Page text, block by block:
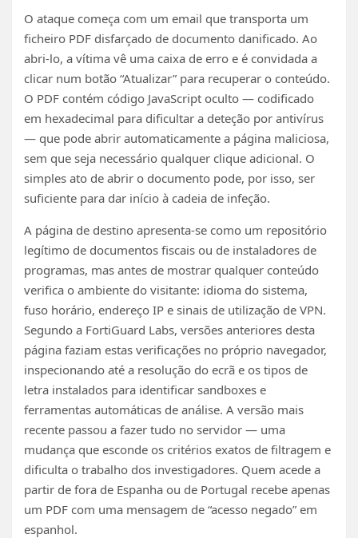
O ataque começa com um email que transporta um
ficheiro PDF disfarçado de documento danificado. Ao
abri-lo, a vítima vê uma caixa de erro e é convidada a
clicar num botão “Atualizar” para recuperar o conteúdo.
O PDF contém código JavaScript oculto — codificado
em hexadecimal para dificultar a deteção por antivírus
— que pode abrir automaticamente a página maliciosa,
sem que seja necessário qualquer clique adicional. O
simples ato de abrir o documento pode, por isso, ser
suficiente para dar início à cadeia de infeção.
A página de destino apresenta-se como um repositório
legítimo de documentos fiscais ou de instaladores de
programas, mas antes de mostrar qualquer conteúdo
verifica o ambiente do visitante: idioma do sistema,
fuso horário, endereço IP e sinais de utilização de VPN.
Segundo a FortiGuard Labs, versões anteriores desta
página faziam estas verificações no próprio navegador,
inspecionando até a resolução do ecrã e os tipos de
letra instalados para identificar sandboxes e
ferramentas automáticas de análise. A versão mais
recente passou a fazer tudo no servidor — uma
mudança que esconde os critérios exatos de filtragem e
dificulta o trabalho dos investigadores. Quem acede a
partir de fora de Espanha ou de Portugal recebe apenas
um PDF com uma mensagem de “acesso negado” em
espanhol.